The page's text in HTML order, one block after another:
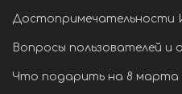
Достопримечательности
Вопросы пользователей
Что подарить на 8 марта